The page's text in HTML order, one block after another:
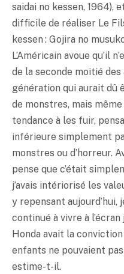
saidai no kessen, 1964),
difficile de réaliser Le
kessen : Gojira no
L’Américain avoue qu’il
de la seconde moitié des
génération qui aurait dû
de monstres, mais même
tendance à les fuir,
inférieure simplement
monstres ou d’horreur.
pense que c’était
j’avais intériorisé les
y repensant aujourd’hui,
continué à vivre à l’écran
Honda avait la
enfants ne pouvaient
estime-t-il.